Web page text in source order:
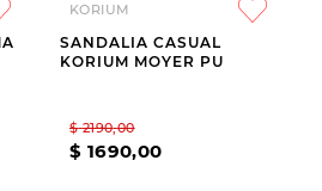
KORIUM
SANDALIA CASUAL
KORIUM MOYER PU
$ 2190,00
$ 1690,00